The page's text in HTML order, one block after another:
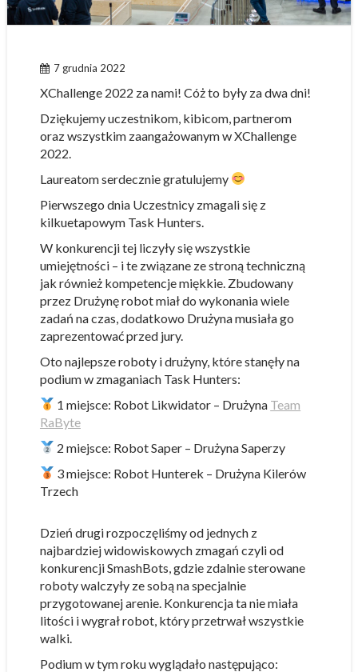
7 grudnia 2022
XChallenge 2022 za nami! Cóż to były za dwa dni!
Dziękujemy uczestnikom, kibicom, partnerom
oraz wszystkim zaangażowanym w XChallenge
2022.
Laureatom serdecznie gratulujemy
Pierwszego dnia Uczestnicy zmagali się z
kilkuetapowym Task Hunters.
W konkurencji tej liczyły się wszystkie
umiejętności – i te związane ze stroną techniczną
jak również kompetencje miękkie. Zbudowany
przez Drużynę robot miał do wykonania wiele
zadań na czas, dodatkowo Drużyna musiała go
zaprezentować przed jury.
Oto najlepsze roboty i drużyny, które stanęły na
podium w zmaganiach Task Hunters:
1 miejsce: Robot Likwidator – Drużyna Team
RaByte
2 miejsce: Robot Saper – Drużyna Saperzy
3 miejsce: Robot Hunterek – Drużyna Kilerów
Trzech
Dzień drugi rozpoczęliśmy od jednych z
najbardziej widowiskowych zmagań czyli od
konkurencji SmashBots, gdzie zdalnie sterowane
roboty walczyły ze sobą na specjalnie
przygotowanej arenie. Konkurencja ta nie miała
litości i wygrał robot, który przetrwał wszystkie
walki.
Podium w tym roku wyglądało następująco: